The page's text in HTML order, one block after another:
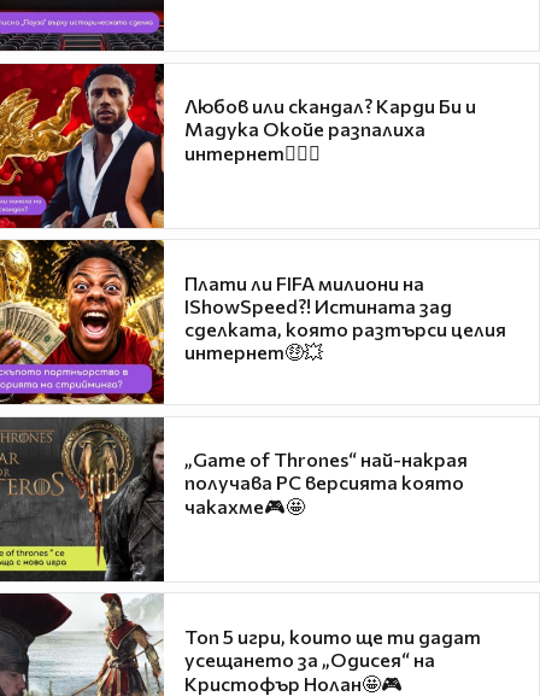
Любов или скандал? Карди Би и
Мадука Окойе разпалиха
интернет❤️‍🔥🔥
Плати ли FIFA милиони на
IShowSpeed?! Истината зад
сделката, която разтърси целия
интернет🤑💥
„Game of Thrones“ най-накрая
получава PC версията която
чакахме🎮🤩
Топ 5 игри, които ще ти дадат
усещането за „Одисея“ на
Кристофър Нолан🤩🎮